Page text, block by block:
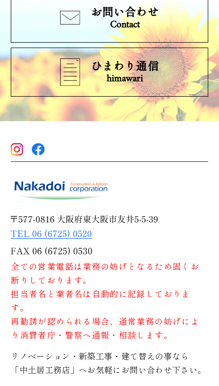
お問い合わせ
Contact
ひまわり通信
himawari
全ての営業電話は業務の妨げとなるため固くお
断りしております。
担当者名と業者名は自動的に記録しておりま
す。
再勧誘が認められる場合、通常業務の妨げによ
り消費者庁・警察へ通報・相談します。
リノベーション・新築工事・建て替えの事なら
「中土居工務店」へお気軽にお問い合わせ下さい。